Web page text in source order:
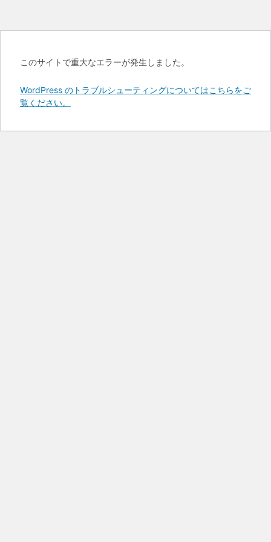
このサイトで重大なエラーが発生しました。
WordPress のトラブルシューティングについてはこちらをご
覧ください。